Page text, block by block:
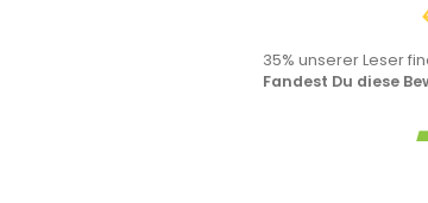
35% unserer Leser
Fandest Du diese